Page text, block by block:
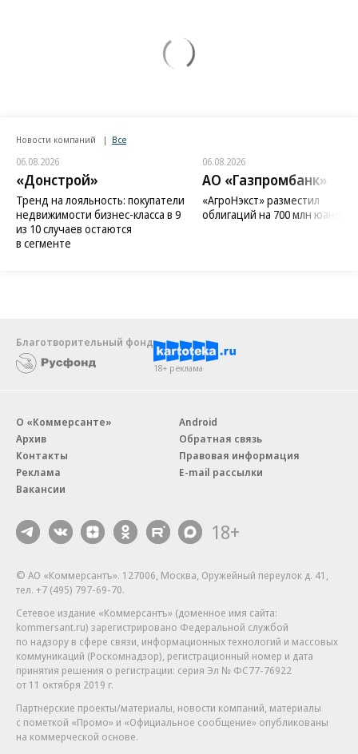
Новости компаний Все
06.08.2026
«Донстрой»
Тренд на лояльность: покупатели
недвижимости бизнес-класса в 9
из 10 случаев остаются
в сегменте
06.08.2026
АО «Газпромбанк»
«АгроНэкст» разместил
облигаций на 700 млн юаней
Благотворительный фонд
18+ реклама
О «Коммерсанте»
Архив
Контакты
Реклама
Вакансии
Android
Обратная связь
Правовая информация
E-mail рассылки
18+
© АО «Коммерсантъ». 127006, Москва, Оружейный переулок д. 41,
тел. +7 (495) 797-69-70.
Сетевое издание «Коммерсантъ» (доменное имя сайта:
kommersant.ru) зарегистрировано Федеральной службой
по надзору в сфере связи, информационных технологий и массовых
коммуникаций (Роскомнадзор), регистрационный номер и дата
принятия решения о регистрации: серия Эл № ФС77-76922
от 11 октября 2019 г.
Партнерские проекты/материалы, новости компаний, материалы
с пометкой «Промо» и «Официальное сообщение» опубликованы
на коммерческой основе.